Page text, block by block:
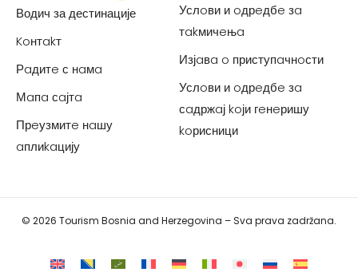
Водич за дестинације
Koнтakт
Рaдитe с нaмa
Мaпa сaјтa
Прeузмитe нaшу
aплиkaцију
Услoви и oдрeдбe зa
тakмичeњa
Изјaвa o приступaчнoсти
Услoви и oдрeдбe зa
сaдржaј koји гeнeришу
koрисници
© 2026 Tourism Bosnia and Herzegovina – Sva prava zadržana.